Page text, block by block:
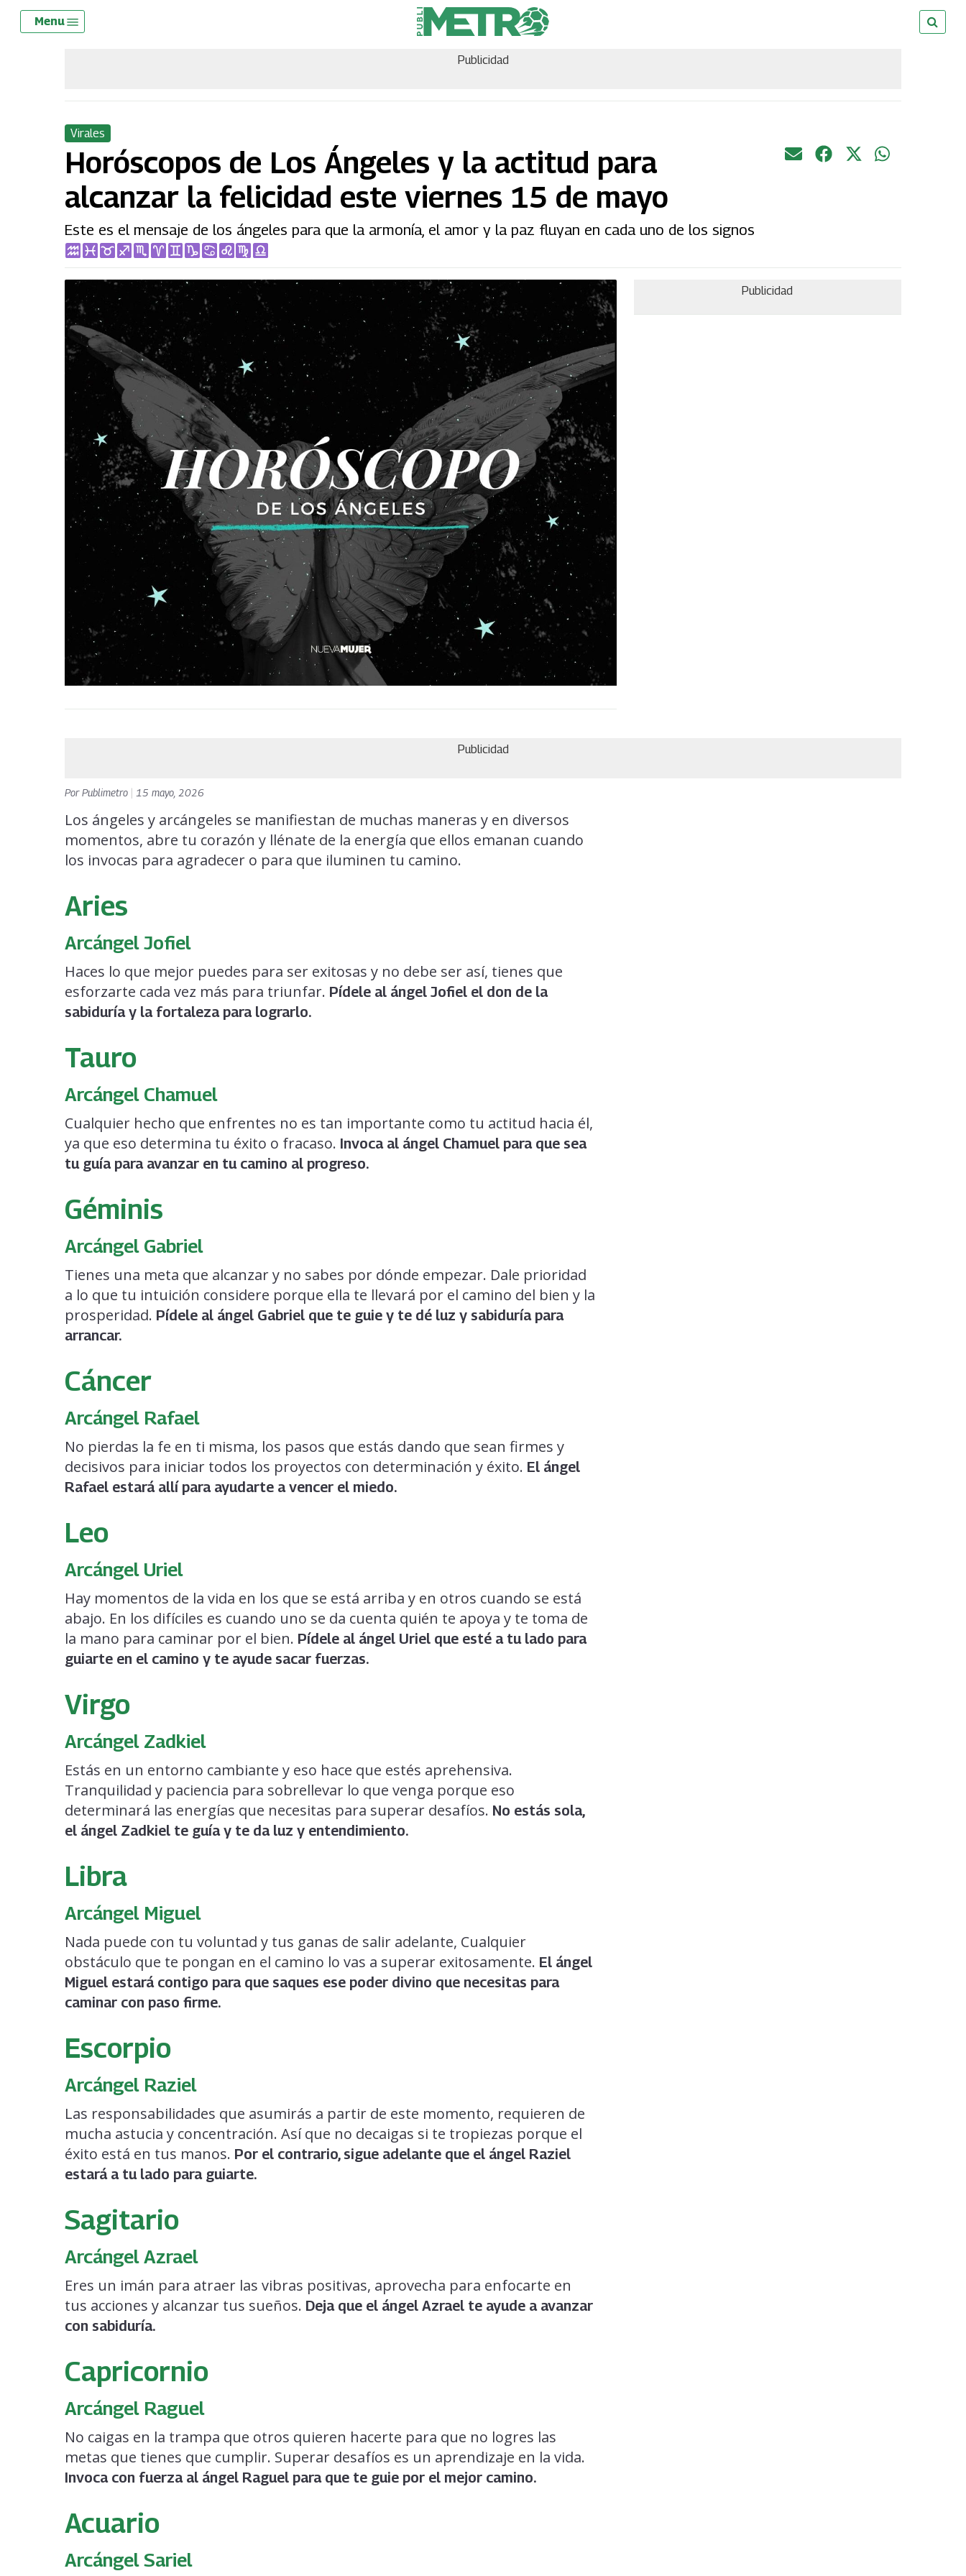
Skip
Menu
Publicidad
Virales
Horóscopos de Los Ángeles y la actitud para
alcanzar la felicidad este viernes 15 de mayo
Este es el mensaje de los ángeles para que la armonía, el amor y la paz fluyan en cada uno de los signos
Publicidad
Publicidad
PorPublimetro 15 mayo, 2026
Los ángeles y arcángeles se manifiestan de muchas maneras y en diversos
momentos, abre tu corazón y llénate de la energía que ellos emanan cuando
los invocas para agradecer o para que iluminen tu camino.
Aries
Arcángel Jofiel
Haces lo que mejor puedes para ser exitosas y no debe ser así, tienes que
esforzarte cada vez más para triunfar. Pídele al ángel Jofiel el don de la
sabiduría y la fortaleza para lograrlo.
Tauro
Arcángel Chamuel
Cualquier hecho que enfrentes no es tan importante como tu actitud hacia él,
ya que eso determina tu éxito o fracaso. Invoca al ángel Chamuel para que sea
tu guía para avanzar en tu camino al progreso.
Géminis
Arcángel Gabriel
Tienes una meta que alcanzar y no sabes por dónde empezar. Dale prioridad
a lo que tu intuición considere porque ella te llevará por el camino del bien y la
prosperidad. Pídele al ángel Gabriel que te guie y te dé luz y sabiduría para
arrancar.
Cáncer
Arcángel Rafael
No pierdas la fe en ti misma, los pasos que estás dando que sean firmes y
decisivos para iniciar todos los proyectos con determinación y éxito. El ángel
Rafael estará allí para ayudarte a vencer el miedo.
Leo
Arcángel Uriel
Hay momentos de la vida en los que se está arriba y en otros cuando se está
abajo. En los difíciles es cuando uno se da cuenta quién te apoya y te toma de
la mano para caminar por el bien. Pídele al ángel Uriel que esté a tu lado para
guiarte en el camino y te ayude sacar fuerzas.
Virgo
Arcángel Zadkiel
Estás en un entorno cambiante y eso hace que estés aprehensiva.
Tranquilidad y paciencia para sobrellevar lo que venga porque eso
determinará las energías que necesitas para superar desafíos. No estás sola,
el ángel Zadkiel te guía y te da luz y entendimiento.
Libra
Arcángel Miguel
Nada puede con tu voluntad y tus ganas de salir adelante, Cualquier
obstáculo que te pongan en el camino lo vas a superar exitosamente. El ángel
Miguel estará contigo para que saques ese poder divino que necesitas para
caminar con paso firme.
Escorpio
Arcángel Raziel
Las responsabilidades que asumirás a partir de este momento, requieren de
mucha astucia y concentración. Así que no decaigas si te tropiezas porque el
éxito está en tus manos. Por el contrario, sigue adelante que el ángel Raziel
estará a tu lado para guiarte.
Sagitario
Arcángel Azrael
Eres un imán para atraer las vibras positivas, aprovecha para enfocarte en
tus acciones y alcanzar tus sueños. Deja que el ángel Azrael te ayude a avanzar
con sabiduría.
Capricornio
Arcángel Raguel
No caigas en la trampa que otros quieren hacerte para que no logres las
metas que tienes que cumplir. Superar desafíos es un aprendizaje en la vida.
Invoca con fuerza al ángel Raguel para que te guie por el mejor camino.
Acuario
Arcángel Sariel
Menu